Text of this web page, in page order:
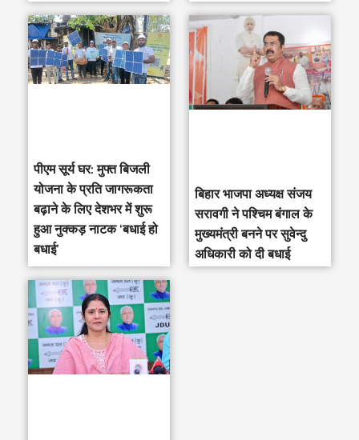
पीएम सूर्य घर: मुफ्त बिजली
योजना के प्रति जागरूकता
बढ़ाने के लिए देशभर में शुरू
हुआ नुक्कड़ नाटक ‘बधाई हो
बधाई’
‎बिहार भाजपा अध्यक्ष संजय
सरावगी ने पश्चिम बंगाल के
मुख्यमंत्री बनने पर सुवेन्दु
अधिकारी को दी बधाई